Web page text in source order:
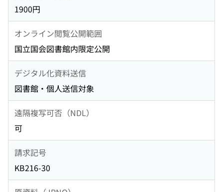
1900円
オンライン閲覧公開範囲
国立国会図書館内限定公開
デジタル化資料送信
図書館・個人送信対象
遠隔複写可否（NDL）
可
請求記号
KB216-30